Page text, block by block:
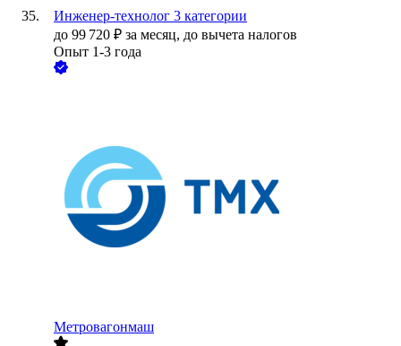
Инженер-технолог 3 категории
до 99 720 ₽ за месяц, до вычета налогов
Опыт 1-3 года
Метровагонмаш